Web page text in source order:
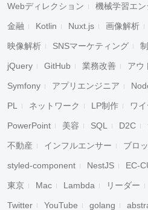
Webディレクション 機械学習エン
金融 Kotlin Nuxt.js 画像解析
映像解析 SNSマーケティング
jQuery GitHub 業務改善 アウ
Symfony アプリエンジニア
PL ネットワーク LP制作 ワ
PowerPoint 美容 SQL D2C
不動産 インフルエンサー ブロ
styled-component NestJS EC-
東京 Mac Lambda リーダー
Twitter YouTube golang